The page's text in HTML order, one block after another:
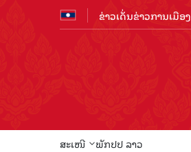
ຂ່າວເດັ່ນຂ່າວການເມືອງ
ສະເໜີ ພັກປປ ລາວ